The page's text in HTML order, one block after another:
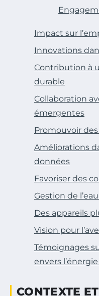
Impact sur
Innovations
Contribution à
durable
Collaboration
émergentes
Promouvoir
Améliorations
données
Favoriser des
Gestion de
Des appareils
Vision pour
Témoignages
envers
CONTEXTE